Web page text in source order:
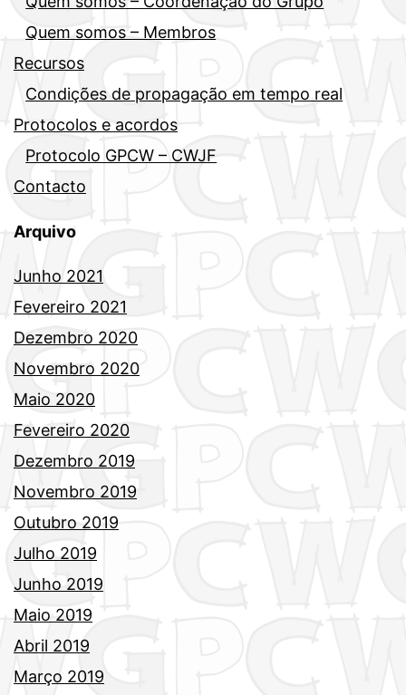
Quem somos – Membros
Recursos
Condições de propagação em tempo real
Protocolos e acordos
Protocolo GPCW – CWJF
Contacto
Arquivo
Junho 2021
Fevereiro 2021
Dezembro 2020
Novembro 2020
Maio 2020
Fevereiro 2020
Dezembro 2019
Novembro 2019
Outubro 2019
Julho 2019
Junho 2019
Maio 2019
Abril 2019
Março 2019